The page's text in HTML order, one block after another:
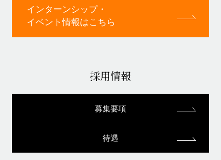
インターンシップ・
イベント情報はこちら
採用情報
募集要項
待遇